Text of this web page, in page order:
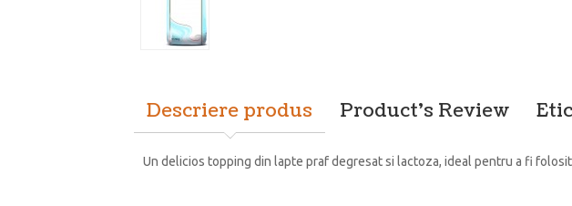
Descriere produs Product's Review
Un delicios topping din lapte praf degresat si lactoza, ideal pentru a fi